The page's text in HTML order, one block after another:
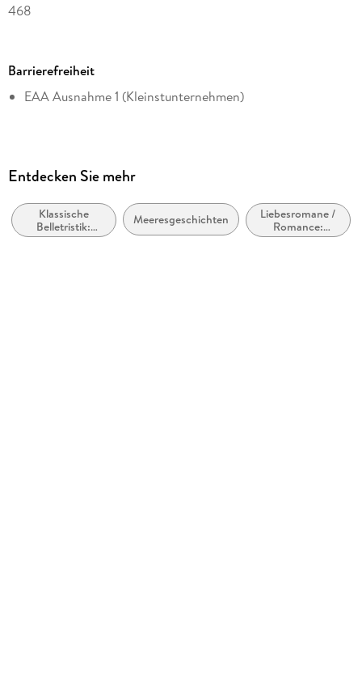
468
Autor/Autorin
Herman Melville
Übersetzung
Kommentar
Svenja Rademann
Barrierefreiheit
EAA Ausnahme 1 (Kleinstunternehmen)
Entdecken Sie mehr
Klassische
Belletristik:
allgemein und
Meeresgeschichten
Liebesromane /
Romance:
Zeitreise /